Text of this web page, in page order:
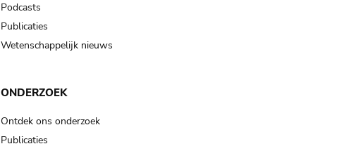
Podcasts
Publicaties
Wetenschappelijk nieuws
ONDERZOEK
Ontdek ons onderzoek
Publicaties